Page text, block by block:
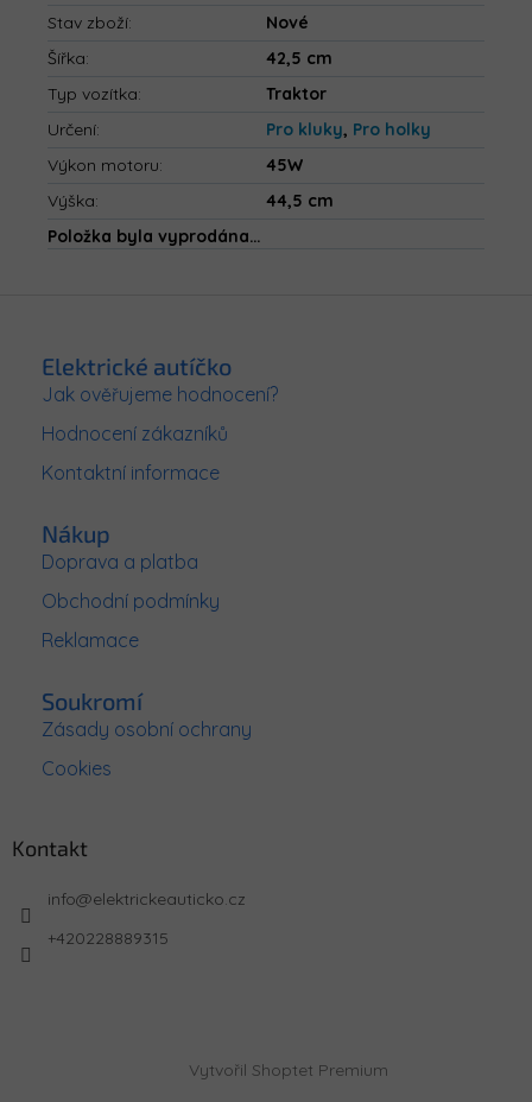
Stav zboží:
Nové
Šířka:
42,5 cm
Typ vozítka:
Traktor
Určení: Pro kluky, Pro holky
Výkon motoru:
45W
Výška:
44,5 cm
Položka byla vyprodána…
Elektrické autíčko
Jak ověřujeme hodnocení?
Hodnocení zákazníků
Kontaktní informace
Nákup
Doprava a platba
Obchodní podmínky
Reklamace
Soukromí
Zásady osobní ochrany
Cookies
Kontakt
info@elektrickeauticko.cz
+420228889315
Vytvořil Shoptet Premium